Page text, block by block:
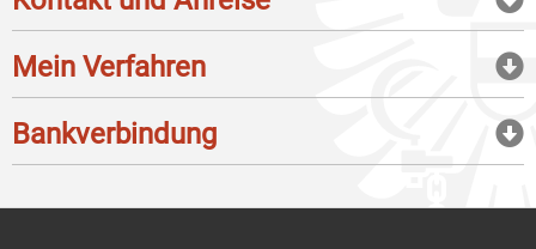
Mein Verfahren
Bankverbindung